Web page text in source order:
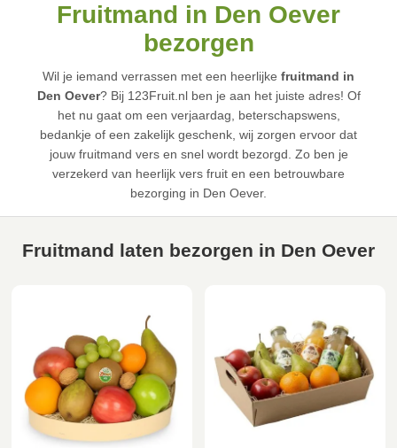
Fruitmand in Den Oever
bezorgen
Wil je iemand verrassen met een heerlijke fruitmand in
Den Oever? Bij 123Fruit.nl ben je aan het juiste adres! Of
het nu gaat om een verjaardag, beterschapswens,
bedankje of een zakelijk geschenk, wij zorgen ervoor dat
jouw fruitmand vers en snel wordt bezorgd. Zo ben je
verzekerd van heerlijk vers fruit en een betrouwbare
bezorging in Den Oever.
Fruitmand laten bezorgen in Den Oever